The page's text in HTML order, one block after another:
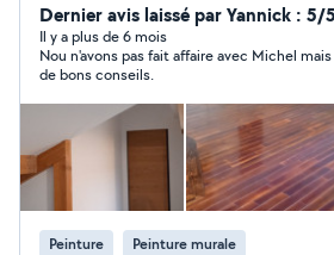
et déchets et autres
Dernier avis laissé par Yannick : 5/5
Il y a plus de 6 mois
Nou n'avons pas fait affaire avec Michel
de bons conseils.
Peinture Peinture murale